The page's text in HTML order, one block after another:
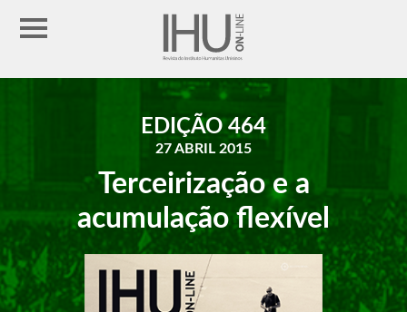
EDIÇÃO 464
27 ABRIL 2015
Terceirização e a
acumulação flexível